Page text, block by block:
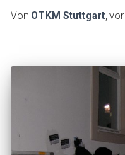
Von OTKM Stuttgart, vor